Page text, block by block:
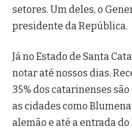
setores. Um deles, o
presidente da República.
Já no Estado de Santa
notar até nossos dias.
35% dos catarinenses
as cidades como
alemão e até a entrada do